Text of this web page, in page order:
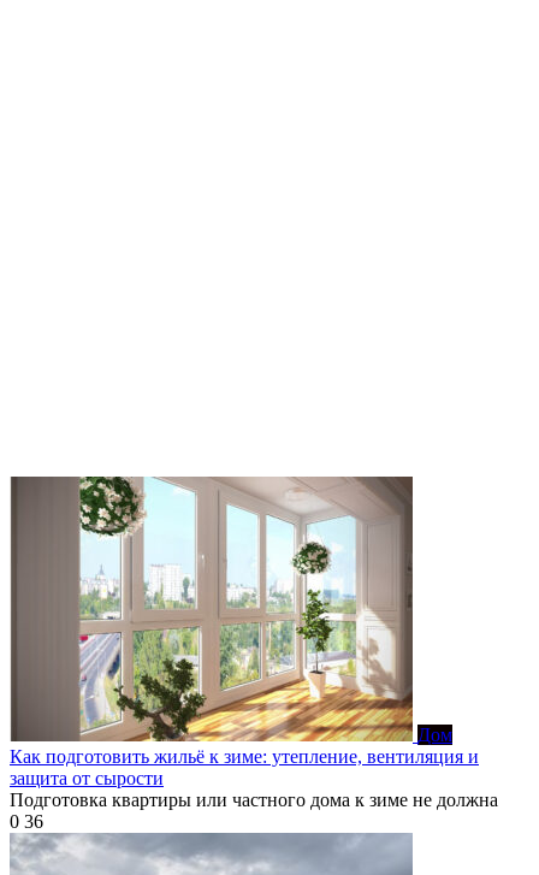
Дом
Как подготовить жильё к зиме: утепление, вентиляция и
защита от сырости
Подготовка квартиры или частного дома к зиме не должна
0 36